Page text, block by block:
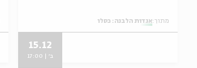
מתוך:אגדות הלבנה: כסלו
15.12
ב' | 17:00